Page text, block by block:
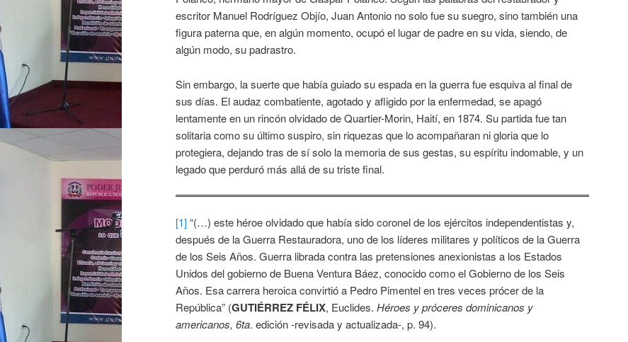
escritor Manuel Rodríguez Objío, Juan Antonio no solo fue su suegro, sino también una
figura paterna que, en algún momento, ocupó el lugar de padre en su vida, siendo, de
algún modo, su padrastro.
Sin embargo, la suerte que había guiado su espada en la guerra fue esquiva al final de
sus días. El audaz combatiente, agotado y afligido por la enfermedad, se apagó
lentamente en un rincón olvidado de Quartier-Morin, Haití, en 1874. Su partida fue tan
solitaria como su último suspiro, sin riquezas que lo acompañaran ni gloria que lo
protegiera, dejando tras de sí solo la memoria de sus gestas, su espíritu indomable, y un
legado que perduró más allá de su triste final.
[1]“(…) este héroe olvidado que había sido coronel de los ejércitos independentistas y,
después de la Guerra Restauradora, uno de los líderes militares y políticos de la Guerra
de los Seis Años. Guerra librada contra las pretensiones anexionistas a los Estados
Unidos del gobierno de Buena Ventura Báez, conocido como el Gobierno de los Seis
Años. Esa carrera heroica convirtió a Pedro Pimentel en tres veces prócer de la
República” (GUTIÉRREZ FÉLIX, Euclides. Héroes y próceres dominicanos y
americanos, 6ta. edición -revisada y actualizada-, p. 94).